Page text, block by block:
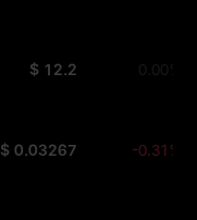
$ 12.2 0.00%
$ 0.03267 -0.31%